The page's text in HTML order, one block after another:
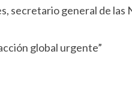
secretario general de las
global urgente”